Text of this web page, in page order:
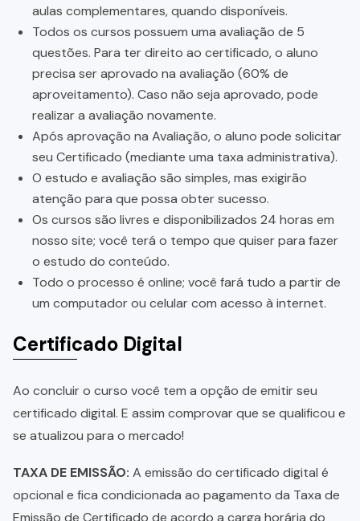
aulas complementares, quando disponíveis.
Todos os cursos possuem uma avaliação de 5
questões. Para ter direito ao certificado, o aluno
precisa ser aprovado na avaliação (60% de
aproveitamento). Caso não seja aprovado, pode
realizar a avaliação novamente.
Após aprovação na Avaliação, o aluno pode solicitar
seu Certificado (mediante uma taxa administrativa).
O estudo e avaliação são simples, mas exigirão
atenção para que possa obter sucesso.
Os cursos são livres e disponibilizados 24 horas em
nosso site; você terá o tempo que quiser para fazer
o estudo do conteúdo.
Todo o processo é online; você fará tudo a partir de
um computador ou celular com acesso à internet.
Certificado Digital
Ao concluir o curso você tem a opção de emitir seu
certificado digital. E assim comprovar que se qualificou e
se atualizou para o mercado!
TAXA DE EMISSÃO: A emissão do certificado digital é
opcional e fica condicionada ao pagamento da Taxa de